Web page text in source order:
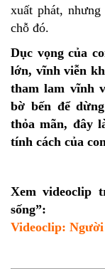
xuất phát,
chỗ đó.
Dục vọng của
lớn, vĩnh viễn
tham lam vĩnh
bờ bến để
thỏa mãn, đây
tính cách của
Xem videoclip
sống”:
Videoclip: Người